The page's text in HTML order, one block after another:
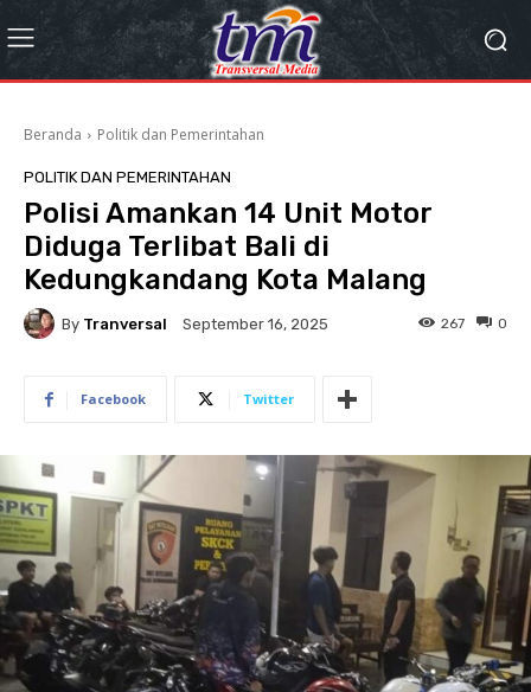
Beranda Politik dan Pemerintahan
POLITIK DAN PEMERINTAHAN
Polisi Amankan 14 Unit Motor
Diduga Terlibat Bali di
Kedungkandang Kota Malang
By Tranversal September 16, 2025 0
267
Facebook Twitter